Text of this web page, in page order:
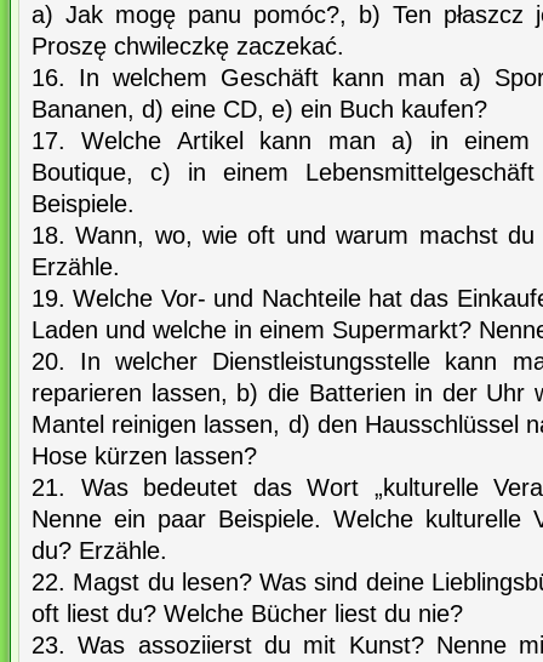
a) Jak mogę panu pomóc?, b) Ten płaszcz
Proszę chwileczkę zaczekać.
16. In welchem Geschäft kann man a)
Bananen, d) eine CD, e) ein Buch kaufen?
17. Welche Artikel kann man a) in einem
Boutique, c) in einem
Beispiele.
18. Wann, wo, wie oft und warum machst du
Erzähle.
19. Welche Vor- und Nachteile hat das
Laden und welche in einem Supermarkt?
20. In welcher Dienstleistungsstelle kann
reparieren lassen, b) die Batterien in der Uhr
Mantel reinigen lassen, d) den Hausschlüssel
Hose kürzen lassen?
21. Was bedeutet das Wort „kulturelle
Nenne ein paar Beispiele. Welche kulturelle
du? Erzähle.
22. Magst du lesen? Was sind deine
oft liest du? Welche Bücher liest du nie?
23. Was assoziierst du mit Kunst? Nenne